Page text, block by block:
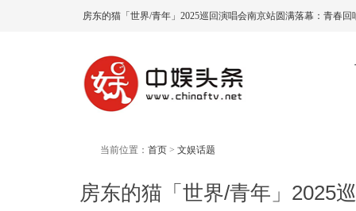
房东的猫「世界/青年」2025巡回演唱会南京站圆满落幕：青春
当前位置： 首页 > 文娱话题
房东的猫「世界/青年」2025